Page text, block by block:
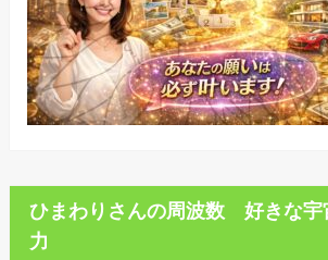
ひまわりさんの周波数 好きな宇
力